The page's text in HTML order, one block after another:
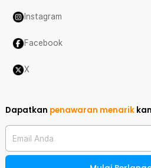
Instagram
Facebook
X
Dapatkan penawaran menarik
Email Anda